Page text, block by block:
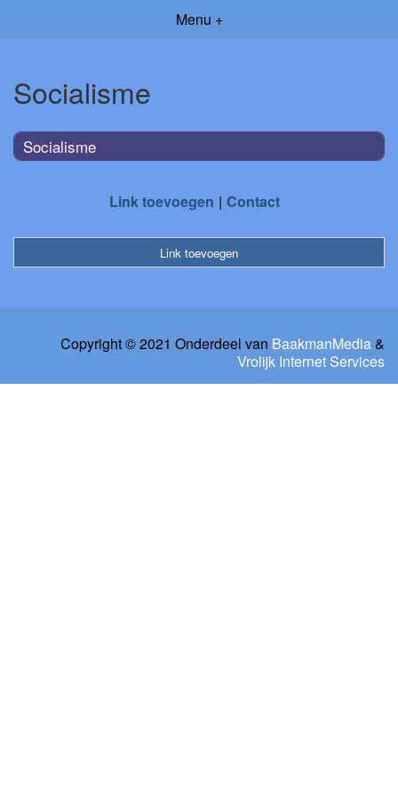
Menu +
Socialisme
Socialisme
Link toevoegen Contact
Link toevoegen
Copyright © 2021 Onderdeel van BaakmanMedia&
Vrolijk Internet Services